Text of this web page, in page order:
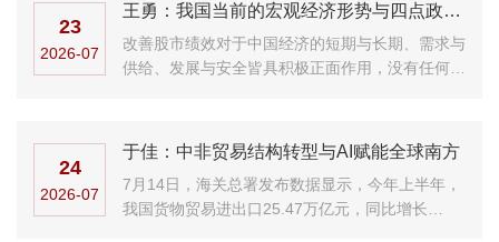
23
2026-07
王勇：我国当前的宏观经济形势与四点政策建议
改善股市绩效对于中国经济的短期与长期、需求与
供给、发展与安全皆具积极正面作用，没有任何时
24
2026-07
于佳：中非贸易结构转型与AI赋能全球南方
7月14日，海关总署发布数据显示，今年上半年，
我国货物贸易进出口25.47万亿元，同比增长